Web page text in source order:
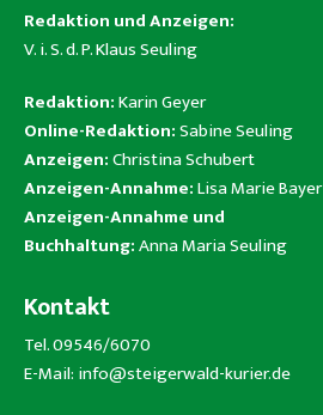
Redaktion und Anzeigen:
V. i. S. d. P. Klaus Seuling
Redaktion:Karin Geyer
Online-Redaktion:Sabine Seuling
Anzeigen:Christina Schubert
Anzeigen-Annahme:Lisa Marie Bayer
Anzeigen-Annahme und
Buchhaltung:Anna Maria Seuling
Kontakt
Tel. 09546/6070
E-Mail: info@steigerwald-kurier.de